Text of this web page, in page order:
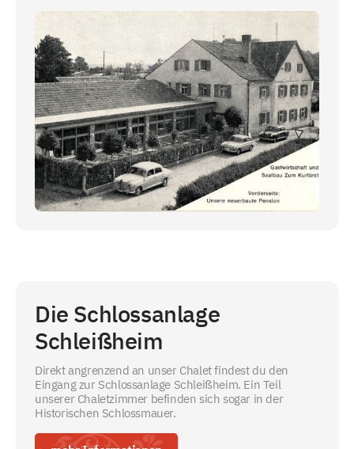
Die Schlossanlage
Schleißheim
Direkt angrenzend an unser Chalet findest du den
Eingang zur Schlossanlage Schleißheim. Ein Teil
unserer Chaletzimmer befinden sich sogar in der
Historischen Schlossmauer.